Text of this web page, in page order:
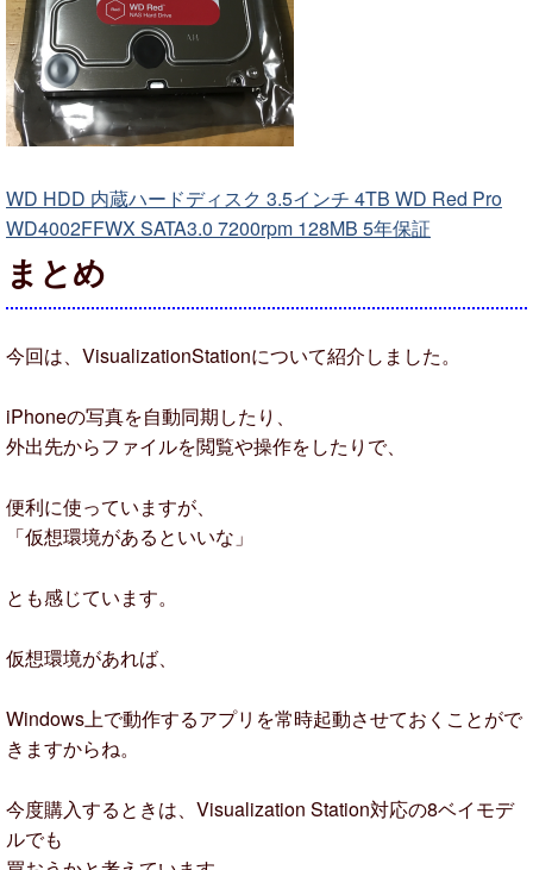
WD HDD 内蔵ハードディスク 3.5インチ 4TB WD Red Pro
WD4002FFWX SATA3.0 7200rpm 128MB 5年保証
まとめ
今回は、VisualizationStationについて紹介しました。
iPhoneの写真を自動同期したり、
外出先からファイルを閲覧や操作をしたりで、
便利に使っていますが、
「仮想環境があるといいな」
とも感じています。
仮想環境があれば、
Windows上で動作するアプリを常時起動させておくことがで
きますからね。
今度購入するときは、Visualization Station対応の8ベイモデ
ルでも